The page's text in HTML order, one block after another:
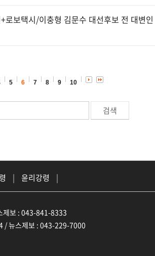
보택시/이충형 김문수 대선후보 전 대변인
5 6 7 8 9 10
| 윤리강령
|
제보 : 043-841-8333
/ 뉴스제보 : 043-229-7000